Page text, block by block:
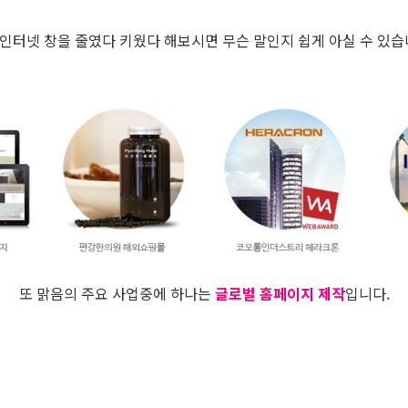
터넷 창을 줄였다 키웠다 해보시면 무슨 말인지 쉽게 아실 수 있
또 맑음의 주요 사업중에 하나는 글로벌 홈페이지 제작입니다.